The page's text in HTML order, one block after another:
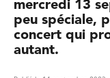
mercredi 13
peu spéciale,
concert qui
autant.